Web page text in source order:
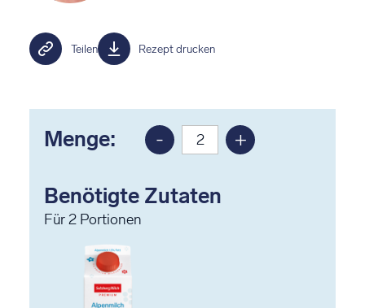
Teilen Rezept drucken
Menge:
Portion
-
Portion
+
Benötigte Zutaten
Für2 Portionen